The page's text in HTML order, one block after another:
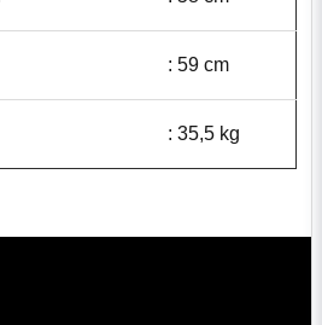
: 59 cm
: 35,5 kg